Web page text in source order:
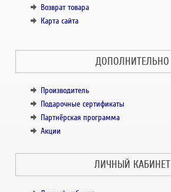
Возврат товара
Карта сайта
ДОПОЛНИТЕЛЬНО
Производитель
Подарочные сертификаты
Партнёрская программа
Акции
ЛИЧНЫЙ КАБИНЕТ